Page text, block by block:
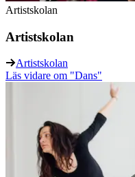
Artistskolan
Artistskolan
Artistskolan
Läs vidare om "Dans"